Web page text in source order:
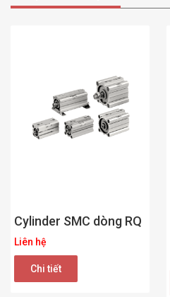
Cylinder SMC dòng RQ
Liên hệ
Chi tiết